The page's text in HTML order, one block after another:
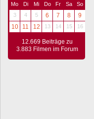
Mo Di Mi Do Fr Sa
So
3
4 5 6 7 8
9
10
11 12 13 14 15 16
12.669 Beiträge zu
3.883 Filmen im Forum